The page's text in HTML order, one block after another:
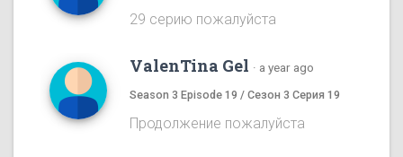
29 серию пожалуйста
ValenTina Gel · a year ago
Season 3 Episode 19 / Сезон 3 Серия 19
Продолжение пожалуйста